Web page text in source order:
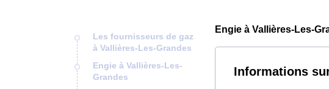
Les fournisseurs de gaz
à Vallières-Les-Grandes
Engie à Vallières-Les-
Grandes
Engie à Vallières-Les-
Informations